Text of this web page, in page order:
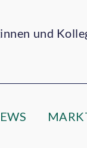
und